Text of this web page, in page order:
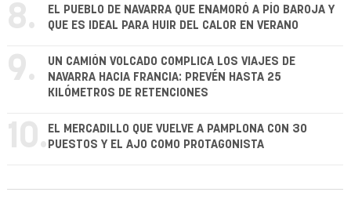
8.
EL PUEBLO DE NAVARRA QUE ENAMORÓ A PÍO BAROJA Y
QUE ES IDEAL PARA HUIR DEL CALOR EN VERANO
9.
UN CAMIÓN VOLCADO COMPLICA LOS VIAJES DE
NAVARRA HACIA FRANCIA: PREVÉN HASTA 25
KILÓMETROS DE RETENCIONES
10. EL MERCADILLO QUE VUELVE A PAMPLONA CON 30
PUESTOS Y EL AJO COMO PROTAGONISTA